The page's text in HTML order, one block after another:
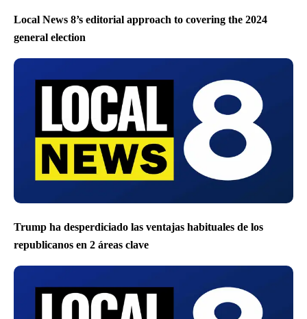
Local News 8’s editorial approach to covering the 2024
general election
Trump ha desperdiciado las ventajas habituales de los
republicanos en 2 áreas clave